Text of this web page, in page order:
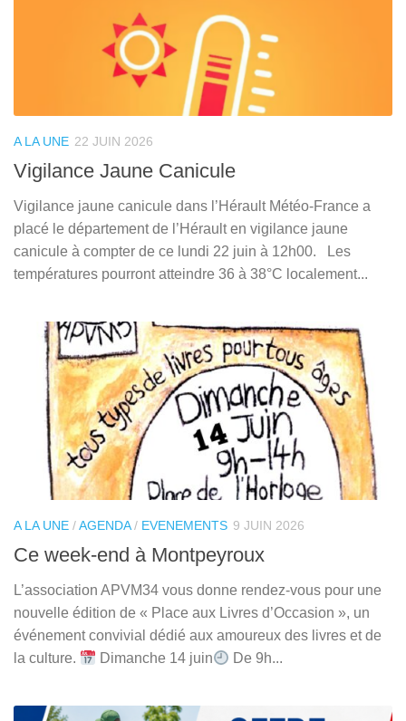
A LA UNE 22 JUIN 2026
Vigilance Jaune Canicule
Vigilance jaune canicule dans l’Hérault Météo-France a
placé le département de l’Hérault en vigilance jaune
canicule à compter de ce lundi 22 juin à 12h00. Les
températures pourront atteindre 36 à 38°C localement...
A LA UNE /AGENDA/ EVENEMENTS 9 JUIN 2026
Ce week-end à Montpeyroux
L’association APVM34 vous donne rendez-vous pour une
nouvelle édition de « Place aux Livres d’Occasion », un
événement convivial dédié aux amoureux des livres et de
la culture.
Dimanche 14 juin De 9h...